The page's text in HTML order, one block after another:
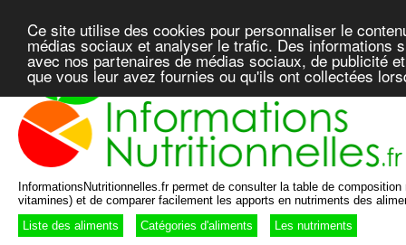
Ce site utilise des cookies pour personnaliser le
médias sociaux et analyser le trafic. Des informations
avec nos partenaires de médias sociaux, de publicité
que vous leur avez fournies ou qu'ils ont collectées
InformationsNutritionnelles.fr permet de consulter la table de
vitamines) et de comparer facilement les apports en nutriments des
Liste des aliments
Catégories d'aliments Les nutriments